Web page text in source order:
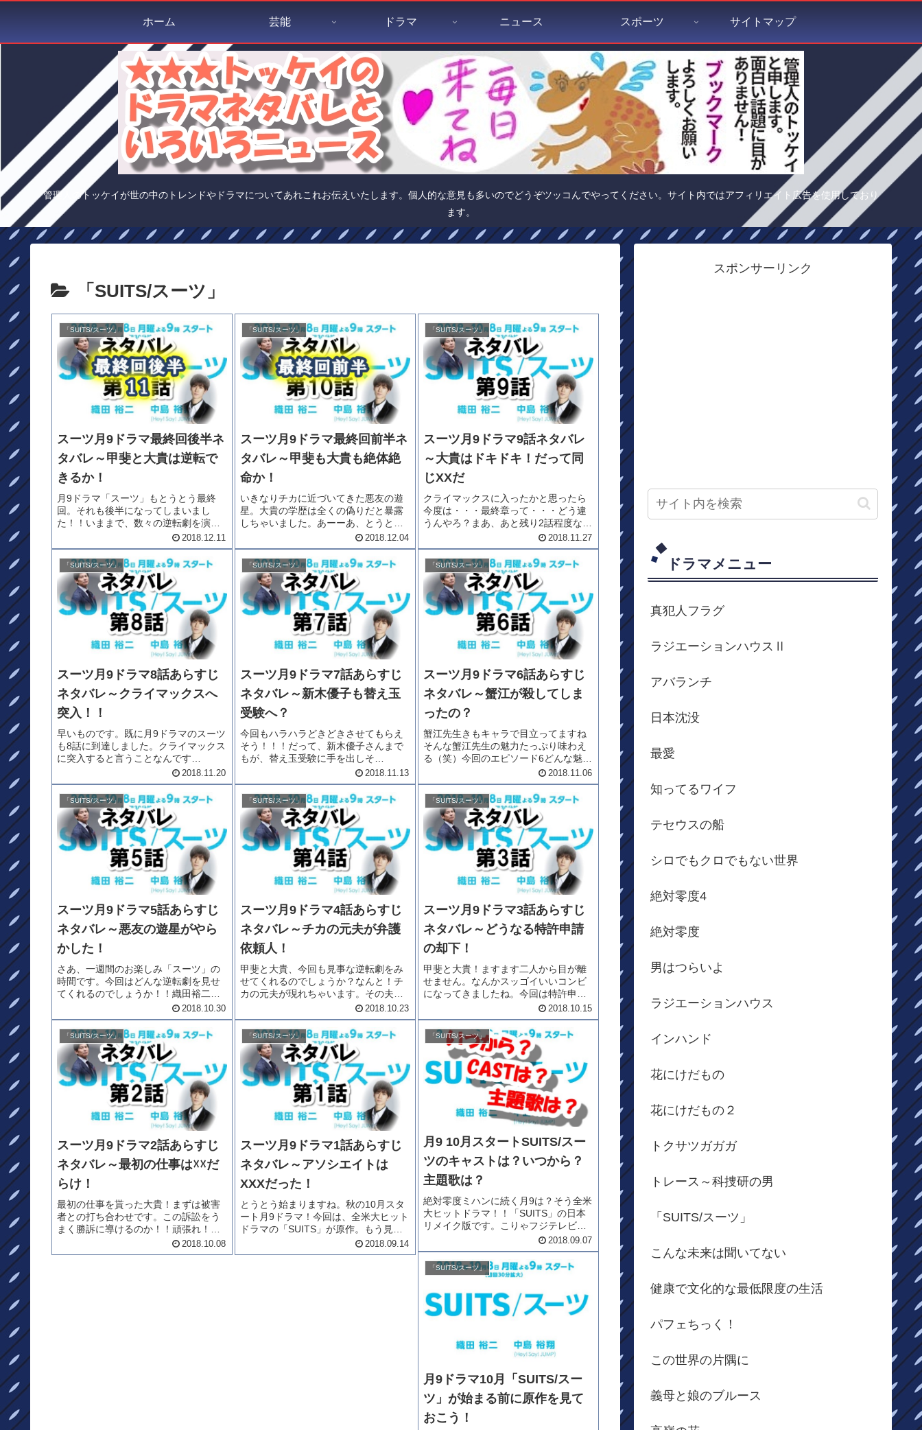
管理人のトッケイが世の中のトレンドやドラマについてあれこれお伝えいたします。個人的な意見も多いのでどうぞツッコんでやってください。サイト内ではアフィリエイト広告を使用しており
ます。
ホーム 芸能 ドラマ ニュース スポーツ サイトマップ
「SUITS/スーツ」
「SUITS/スーツ」
スーツ月9ドラマ最終回後半ネ
タバレ～甲斐と大貴は逆転で
きるか！
月9ドラマ「スーツ」もとうとう最終
回。それも後半になってしまいまし
た！！いままで、数々の逆転劇を演じ
てきた二人ですが・・・この度は絶対
絶命のピンチ！！どうなる！！！ネタ
バレをどうぞ。月9ドラマの見逃しはこ
ちらで！！FODならドラマのみなら
ず...
2018.12.11
「SUITS/スーツ」
スーツ月9ドラマ最終回前半ネ
タバレ～甲斐も大貴も絶体絶
命か！
いきなりチカに近づいてきた悪友の遊
星。大貴の学歴は全くの偽りだと暴露
しちゃいました。あーーあ、とうとう
言っちゃった。危うし大貴。そして甲
斐にも危険が・・・・スーツ月9もとう
とう最終回前半を迎えました。最後ま
で、ネタバレを楽しんでね！！！月9...
2018.12.04
「SUITS/スーツ」
スーツ月9ドラマ9話ネタバレ
～大貴はドキドキ！だって同
じXXだ
クライマックスに入ったかと思ったら
今度は・・・最終章って・・・どう違
うんやろ？まあ、あと残り2話程度なん
だろうけど・・・なかなか先の読めな
い複雑ドラマです。スーツ月9も9話。
ネタバレをどうぞ。月9ドラマの見逃し
はこちらで！！FODならドラマ...
2018.11.27
「SUITS/スーツ」
スーツ月9ドラマ8話あらすじ
ネタバレ～クライマックスへ
突入！！
早いものです。既に月9ドラマのスーツ
も8話に到達しました。クライマックス
に突入すると言うことなんです
が・・・残りが少ないと寂しいです
ね。今回は、集団訴訟編ですぞ！！で
は、あらすじ・ネタバレを見ちゃいま
しょう。月9ドラマの見逃しはこちら
で！！...
2018.11.20
「SUITS/スーツ」
スーツ月9ドラマ7話あらすじ
ネタバレ～新木優子も替え玉
受験へ？
今回もハラハラどきどきさせてもらえ
そう！！！だって、新木優子さんまで
もが、替え玉受験に手を出しそ
う・・・そんな事あっていいの
か！！！大貴はどうするつもり？？ス
ーツ/suits【月9ドラマ】第7話のあらす
じとネタバレをお送りします。月9ドラ
マ...
2018.11.13
「SUITS/スーツ」
スーツ月9ドラマ6話あらすじ
ネタバレ～蟹江が殺してしま
ったの？
蟹江先生きもキャラで目立ってますね
そんな蟹江先生の魅力たっぷり味わえ
る（笑）今回のエピソード6どんな魅力
なのかちょっと怖い気もします
が・・・それに大貴も大変です。で
は、「スーツ月9ドラマ6話あらすじネ
タバレ～蟹江が殺してしまったの？」
をどう...
2018.11.06
「SUITS/スーツ」
スーツ月9ドラマ5話あらすじ
ネタバレ～悪友の遊星がやら
かした！
さあ、一週間のお楽しみ「スーツ」の
時間です。今回はどんな逆転劇を見せ
てくれるのでしょうか！！織田裕二さ
んも良いけど・・中島裕翔さんもカッ
コいい！！そして新木優子さんに今田
美桜さん！！今回は悪友役の磯村勇斗
さんがやらかします！！「スーツ月9
ド...
2018.10.30
「SUITS/スーツ」
スーツ月9ドラマ4話あらすじ
ネタバレ～チカの元夫が弁護
依頼人！
甲斐と大貴、今回も見事な逆転劇をみ
せてくれるのでしょうか？なんと！チ
カの元夫が現れちゃいます。その夫
が、弁護依頼をしてきました・・・し
かも弁護士界隈では、この案件はヤ・
バ・イ案件。絶対負ける訴訟なので
す。では、甲斐はどうする？「スーツ
月9ド...
2018.10.23
「SUITS/スーツ」
スーツ月9ドラマ3話あらすじ
ネタバレ～どうなる特許申請
の却下！
甲斐と大貴！ますます二人から目が離
せません。なんかスッゴイいいコンビ
になってきましたね。今回は特許申請
の話です。これで大企業とやり合いま
すよ！！「スーツ月9ドラマ3話あらす
じネタバレ～どうなる特許申請の却
下！」を御覧ください。月9ドラマ
「ス...
2018.10.15
「SUITS/スーツ」
スーツ月9ドラマ2話あらすじ
ネタバレ～最初の仕事は☓☓だ
らけ！
最初の仕事を貰った大貴！まずは被害
者との打ち合わせです。この訴訟をう
まく勝訴に導けるのか！！頑張れ！！
記事は・・・「スーツ月9ドラマ2話あ
らすじネタバレ～最初の仕事は☓☓だら
2018.10.08
「SUITS/スーツ」
スーツ月9ドラマ1話あらすじ
ネタバレ～アソシエイトは
XXXだった！
とうとう始まりますね。秋の10月スタ
ート月9ドラマ！今回は、全米大ヒット
ドラマの「SUITS」が原作。もう見ら
れました？？？この原作を元にネタバ
レ1話作っちゃいました。この通りかど
2018.09.14
「SUITS/スーツ」
月9 10月スタートSUITS/スー
ツのキャストは？いつから？
主題歌は？
絶対零度ミハンに続く月9は？そう全米
大ヒットドラマ！！「SUITS」の日本
リメイク版です。こりゃフジテレビも
賭けにでました。もう当たれば大ヒッ
ト間違いないでしょう！！さあ、キャ
スト的には当たるのかどうか重要な部
分。いつから始まる？キャストは...
2018.09.07
「SUITS/スーツ」
月9ドラマ10月「SUITS/スー
ツ」が始まる前に原作を見て
おこう！
スポンサーリンク
ドラマメニュー
真犯人フラグ
ラジエーションハウスⅡ
アバランチ
日本沈没
最愛
知ってるワイフ
テセウスの船
シロでもクロでもない世界
絶対零度4
絶対零度
男はつらいよ
ラジエーションハウス
インハンド
花にけだもの
花にけだもの２
トクサツガガガ
トレース～科捜研の男
「SUITS/スーツ」
こんな未来は聞いてない
健康で文化的な最低限度の生活
パフェちっく！
この世界の片隅に
義母と娘のブルース